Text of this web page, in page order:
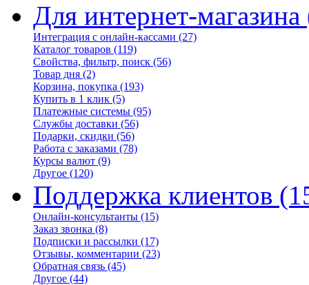
Для интернет-магазина
Интеграция с онлайн-кассами (27)
Каталог товаров (119)
Свойства, фильтр, поиск (56)
Товар дня (2)
Корзина, покупка (193)
Купить в 1 клик (5)
Платежные системы (95)
Службы доставки (56)
Подарки, скидки (56)
Работа с заказами (78)
Курсы валют (9)
Другое (120)
Поддержка клиентов
Онлайн-консультанты (15)
Заказ звонка (8)
Подписки и рассылки (17)
Отзывы, комментарии (23)
Обратная связь (45)
Другое (44)